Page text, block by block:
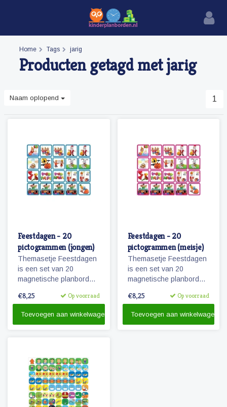
Home Tags jarig
Producten getagd met jarig
Naam oplopend 1
Feestdagen - 20
pictogrammen (jongen)
Themasetje Feestdagen
is een set van 20
magnetische planbord
€8,25 Op voorraad
Toevoegen aan winkelwagen
Feestdagen - 20
pictogrammen (meisje)
Themasetje Feestdagen
is een set van 20
magnetische planbord
€8,25 Op voorraad
Toevoegen aan winkelwagen